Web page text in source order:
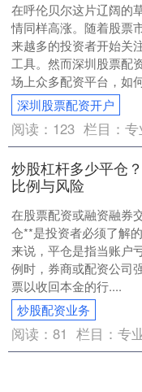
在呼伦贝尔这片辽阔的
情同样高涨。随着股票
来越多的投资者开始关
工具。然而深圳股票配
场上众多配资平台，如
深圳股票配资开户
阅读： 123 栏目：
炒股杠杆多少平仓
比例与风险
在股票配资或融资融券
仓**是投资者必须了解
来说，平仓是指当账户
例时，券商或配资公司
票以收回本金的行....
炒股配资业务
阅读：81 栏目：专